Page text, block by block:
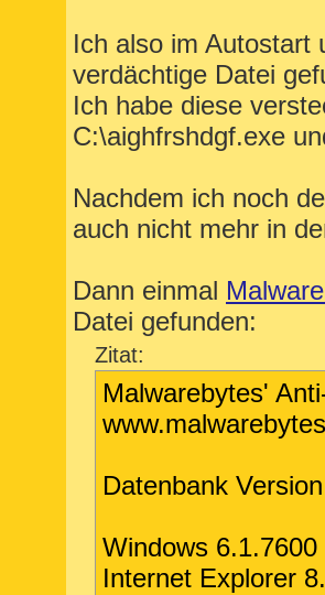
Ich also im Autostart
verdächtige Datei
Ich habe diese
C:\aighfrshdgf.exe
Nachdem ich noch
auch nicht mehr in
Dann einmal
Datei gefunden:
Zitat:
Malwarebytes'
Datenbank
Windows 6.1.7600
Internet Explorer